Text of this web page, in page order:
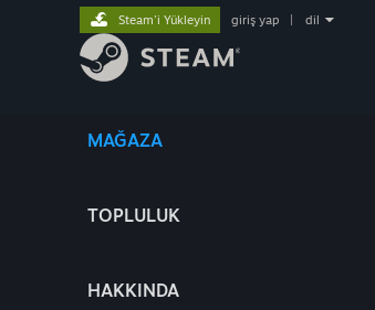
MAĞAZA
TOPLULUK
HAKKINDA
Steam'i Yükleyin giriş yap dil